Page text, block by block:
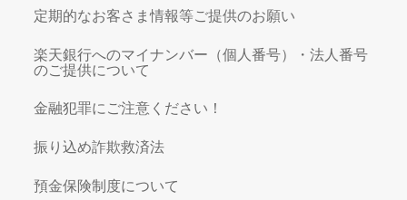
定期的なお客さま情報等ご提供のお願い
楽天銀行へのマイナンバー（個人番号）・法人番号
のご提供について
金融犯罪にご注意ください！
振り込め詐欺救済法
預金保険制度について